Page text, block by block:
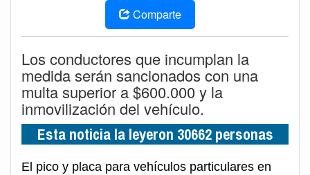
Comparte
Los conductores que incumplan la
medida serán sancionados con una
multa superior a $600.000 y la
inmovilización del vehículo.
Esta noticia la leyeron 30662 personas
El pico y placa para vehículos particulares en